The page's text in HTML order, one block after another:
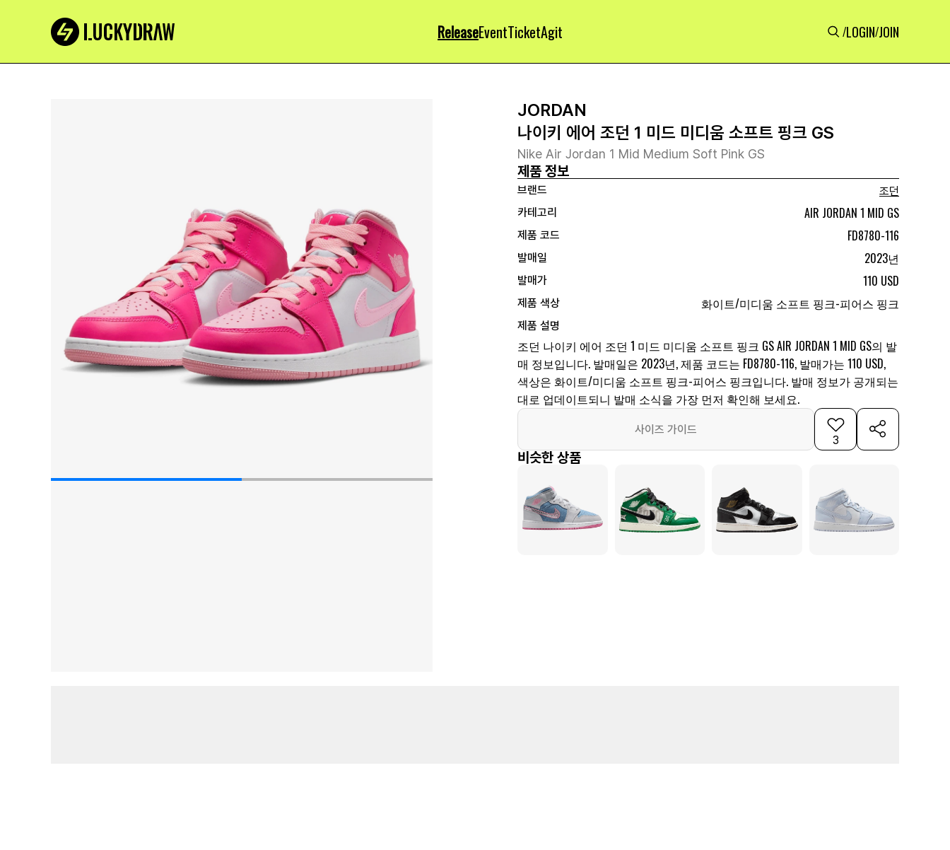
ReleaseEventTicketAgit /LOGIN/JOIN
JORDAN
나이키 에어 조던 1 미드 미디움 소프트 핑크 GS
Nike Air Jordan 1 Mid Medium Soft Pink GS
제품 정보
브랜드
조던
카테고리
AIR JORDAN 1 MID GS
제품 코드 FD8780-116
발매일 2023년
발매가 110 USD
제품 색상 화이트/미디움 소프트 핑크-피어스 핑크
제품 설명
조던 나이키 에어 조던 1 미드 미디움 소프트 핑크 GS AIR JORDAN 1 MID GS의 발
매 정보입니다. 발매일은 2023년, 제품 코드는 FD8780-116, 발매가는 110 USD,
색상은 화이트/미디움 소프트 핑크-피어스 핑크입니다. 발매 정보가 공개되는
대로 업데이트되니 발매 소식을 가장 먼저 확인해 보세요.
사이즈 가이드
3
비슷한 상품